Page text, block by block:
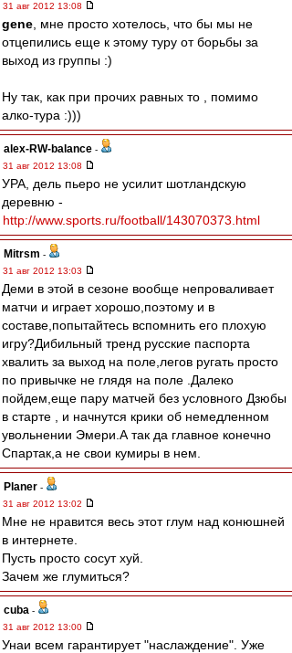
31 авг 2012 13:08
gene , мне просто хотелось, что бы мы не
отцепились еще к этому туру от борьбы за
выход из группы :)
Ну так, как при прочих равных то , помимо
алко-тура :)))
alex-RW-balance -
31 авг 2012 13:08
УРА, дель пьеро не усилит шотландскую
деревню -
http://www.sports.ru/football/143070373.html
Mitrsm -
31 авг 2012 13:03
Деми в этой в сезоне вообще непроваливает
матчи и играет хорошо,поэтому и в
составе,попытайтесь вспомнить его плохую
игру?Дибильный тренд русские паспорта
хвалить за выход на поле,легов ругать просто
по привычке не глядя на поле .Далеко
пойдем,еще пару матчей без условного Дзюбы
в старте , и начнутся крики об немедленном
увольнении Эмери.А так да главное конечно
Спартак,а не свои кумиры в нем.
Planer -
31 авг 2012 13:02
Мне не нравится весь этот глум над конюшней
в интернете.
Пусть просто сосут хуй.
Зачем же глумиться?
cuba -
31 авг 2012 13:00
Унаи всем гарантирует "наслаждение". Уже